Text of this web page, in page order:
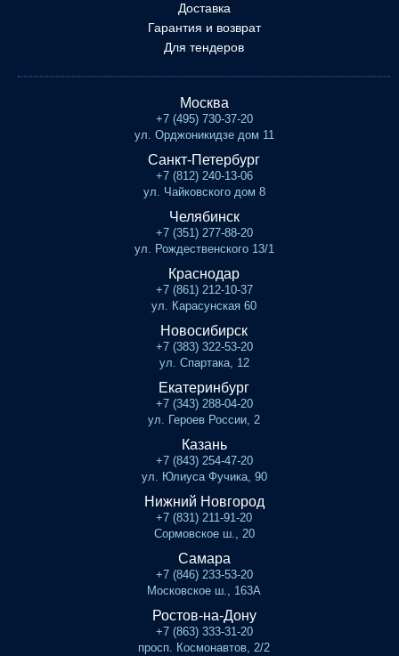
Доставка
Гарантия и возврат
Для тендеров
Москва
+7 (495) 730-37-20
ул. Орджоникидзе дом 11
Санкт-Петербург
+7 (812) 240-13-06
ул. Чайковского дом 8
Челябинск
+7 (351) 277-88-20
ул. Рождественского 13/1
Краснодар
+7 (861) 212-10-37
ул. Карасунская 60
Новосибирск
+7 (383) 322-53-20
ул. Спартака, 12
Екатеринбург
+7 (343) 288-04-20
ул. Героев России, 2
Казань
+7 (843) 254-47-20
ул. Юлиуса Фучика, 90
Нижний Новгород
+7 (831) 211-91-20
Сормовское ш., 20
Самара
+7 (846) 233-53-20
Московское ш., 163А
Ростов-на-Дону
+7 (863) 333-31-20
просп. Космонавтов, 2/2